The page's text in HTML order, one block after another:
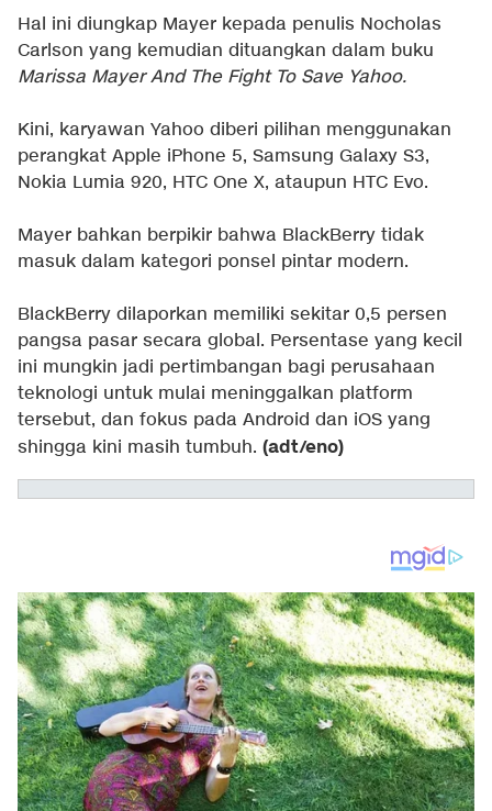
Hal ini diungkap Mayer kepada penulis Nocholas
Carlson yang kemudian dituangkan dalam buku
Marissa Mayer And The Fight To Save Yahoo.
Kini, karyawan Yahoo diberi pilihan menggunakan
perangkat Apple iPhone 5, Samsung Galaxy S3,
Nokia Lumia 920, HTC One X, ataupun HTC Evo.
Mayer bahkan berpikir bahwa BlackBerry tidak
masuk dalam kategori ponsel pintar modern.
BlackBerry dilaporkan memiliki sekitar 0,5 persen
pangsa pasar secara global. Persentase yang kecil
ini mungkin jadi pertimbangan bagi perusahaan
teknologi untuk mulai meninggalkan platform
tersebut, dan fokus pada Android dan iOS yang
shingga kini masih tumbuh. (adt/eno)